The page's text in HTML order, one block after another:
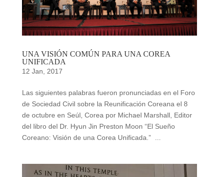
UNA VISIÓN COMÚN PARA UNA COREA
UNIFICADA
12 Jan, 2017
Las siguientes palabras fueron pronunciadas en el Foro
de Sociedad Civil sobre la Reunificación Coreana el 8
de octubre en Seúl, Corea por Michael Marshall, Editor
del libro del Dr. Hyun Jin Preston Moon “El Sueño
Coreano: Visión de una Corea Unificada.” ...